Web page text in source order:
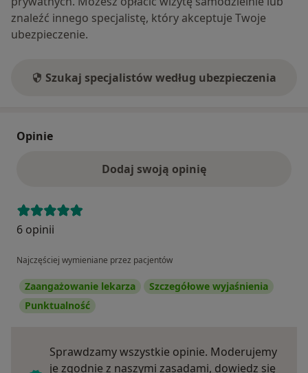
znaleźć innego specjalistę, który akceptuje Twoje
ubezpieczenie.
Szukaj specjalistów według ubezpieczenia
Opinie
Dodaj swoją opinię
6 opinii
Najczęściej wymieniane przez pacjentów
Zaangażowanie lekarza
Szczegółowe wyjaśnienia
Punktualność
Sprawdzamy wszystkie opinie. Moderujemy
je zgodnie z naszymi zasadami, dowiedz się